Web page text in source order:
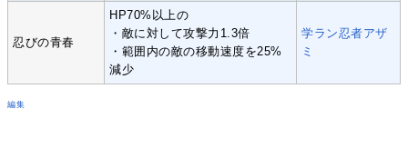
忍びの青春
HP70%以上の
・敵に対して攻撃力1.3倍
・範囲内の敵の移動速度を25%
減少
学ラン忍者アザ
ミ
編集